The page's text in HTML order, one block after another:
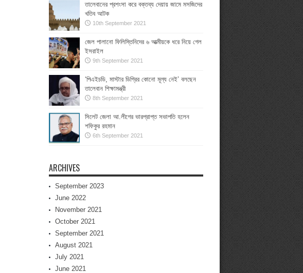
তালেবানের প্রশংসা করে বক্তব্য দেয়ায় জামে মসজিদের
খতিব আটক
10th September 2021
জেল পালানো ফিলিস্তিনিদের ৬ আত্মীয়কে ধরে নিয়ে গেল
ইসরাইল
9th September 2021
‘পিএইচডি, মাস্টার ডিগ্রির কোনো মূল্য নেই’ বলছেন
তালেবান শিক্ষামন্ত্রী
8th September 2021
সিলেট জেলা আ.লীগের ভারপ্রাপ্ত সভাপতি হলেন
শফিকুর রহমান
6th September 2021
ARCHIVES
September 2023
June 2022
November 2021
October 2021
September 2021
August 2021
July 2021
June 2021